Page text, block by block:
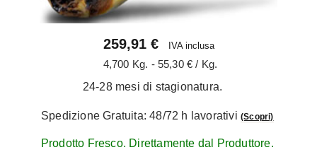
259,91 € IVA inclusa
4,700 Kg. - 55,30 € / Kg.
24-28 mesi di stagionatura.
Spedizione Gratuita: 48/72 h lavorativi (Scopri)
Prodotto Fresco. Direttamente dal Produttore.